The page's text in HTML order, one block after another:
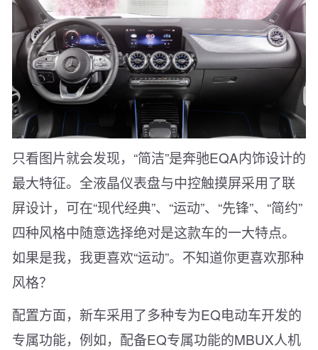
只看图片就会发现，“简洁”是奔驰EQA内饰设计的
最大特征。全液晶仪表盘与中控触摸屏采用了联
屏设计，可在“现代经典”、“运动”、“先锋”、“简约”
四种风格中随意选择绝对是这款车的一大特点。
如果是我，我更喜欢“运动”。不知道你更喜欢那种
风格？
配置方面，新车采用了多种专为EQ电动车开发的
专属功能，例如，配备EQ专属功能的MBUX人机